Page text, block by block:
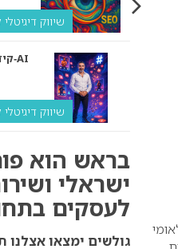
שיווק
קידום אתרים ל‑AI
שיווק
בראש הוא
ישראלי
לעסקים
גולשים ימצאו אצלנו